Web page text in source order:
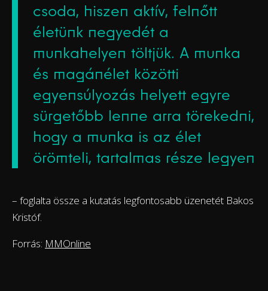
csoda, hiszen aktív, felnőtt
életünk negyedét a
munkahelyen töltjük. A munka
és magánélet közötti
egyensúlyozás helyett egyre
sürgetőbb lenne arra törekedni,
hogy a munka is az élet
örömteli, tartalmas része legyen
– foglalta össze a kutatás legfontosabb üzenetét Bakos
Kristóf.
Forrás: MMOnline